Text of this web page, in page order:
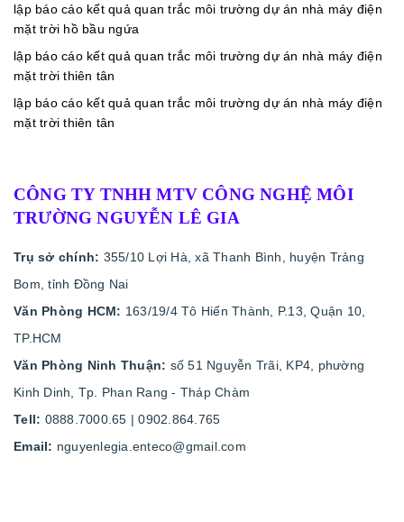
lập báo cáo kết quả quan trắc môi trường dự án nhà máy điện
mặt trời hồ bầu ngứa
lập báo cáo kết quả quan trắc môi trường dự án nhà máy điện
mặt trời thiên tân
lập báo cáo kết quả quan trắc môi trường dự án nhà máy điện
mặt trời thiên tân
CÔNG TY TNHH MTV CÔNG NGHỆ MÔI
TRƯỜNG NGUYỄN LÊ GIA
Trụ sở chính: 355/10 Lợi Hà, xã Thanh Bình, huyện Trảng
Bom, tỉnh Đồng Nai
Văn Phòng HCM: 163/19/4 Tô Hiến Thành, P.13, Quận 10,
TP.HCM
Văn Phòng Ninh Thuận: số 51 Nguyễn Trãi, KP4, phường
Kinh Dinh, Tp. Phan Rang - Tháp Chàm
Tell: 0888.7000.65 | 0902.864.765
Email: nguyenlegia.enteco@gmail.com